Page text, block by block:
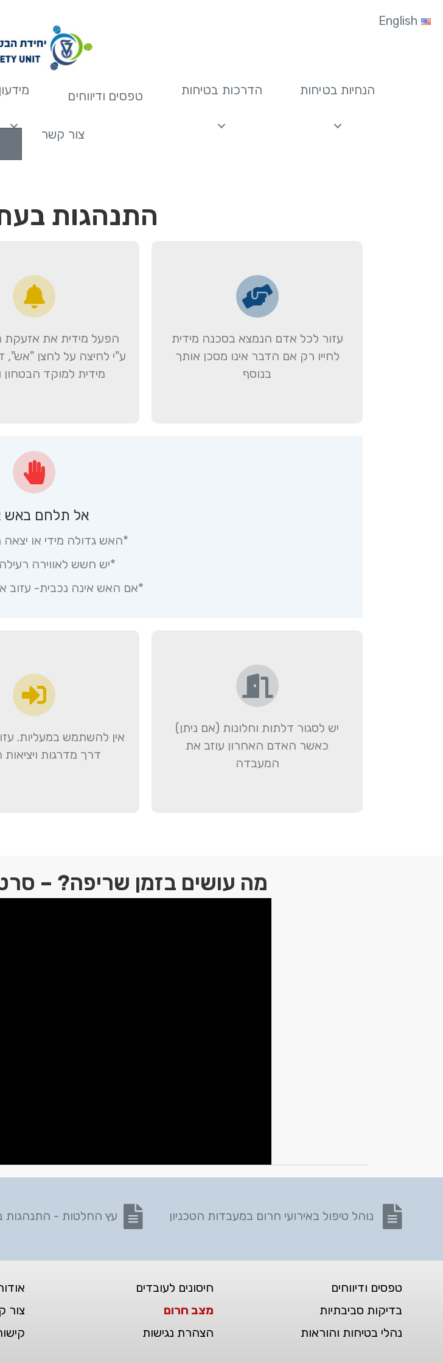
לתוכן
לניווט English
הנחיות בטיחות הדרכות בטיחות טפסים ודיווחים מידעון
צור קשר
התנהגות
עזור לכל אדם הנמצא בסכנה מידית
לחייו רק אם הדבר אינו מסכן אותך
בנוסף
הפעל מידית את אזעקת
ע"י לחיצה על לחצן "אש",
מידית למוקד הבטחון
אל תלחם באש
*האש גדולה מידי או
*יש חשש לאווירה
*אם האש אינה נכבית- עזוב
יש לסגור דלתות וחלונות (אם ניתן)
כאשר האדם האחרון עוזב את
המעבדה
אין להשתמש במעליות.
דרך מדרגות ויציאות
מה עושים בזמן שריפה? –
נפתח בקובץ PDF
נוהל טיפול באירועי חרום במעבדות הטכניון נפתח בקובץ PDF
עץ החלטות - התנהגות
טפסים ודיווחים
בדיקות סביבתיות
נהלי בטיחות והוראות
חיסונים לעובדים
מצב חרום
הצהרת נגישות
צור